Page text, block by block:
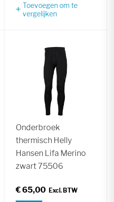
Toevoegen om te
vergelijken
Onderbroek
thermisch Helly
Hansen Lifa Merino
zwart 75506
€ 65,00